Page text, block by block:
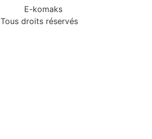
Tous droits réservés